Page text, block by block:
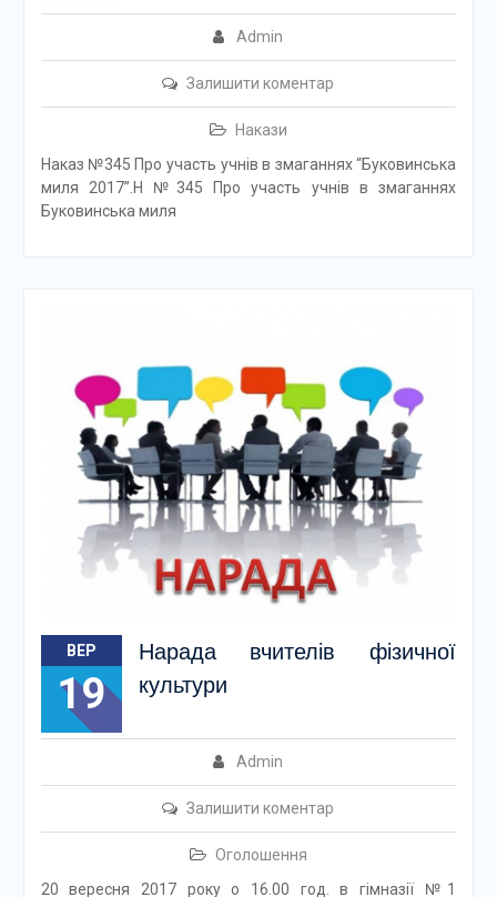
Admin
Залишити коментар
Накази
Наказ №345 Про участь учнів в змаганнях “Буковинська
миля 2017”.Н №345 Про участь учнів в змаганнях
Буковинська миля
ВЕР
19
Нарада вчителів фізичної
культури
Admin
Залишити коментар
Оголошення
20 вересня 2017 року о 16.00 год. в гімназії №1